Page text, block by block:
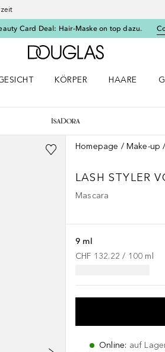
Card Deal: Hair-Maske on top dazu.
Zur Douglas
KÖRPER
HAARE
Homepage Make-up
LASH STYLER
Mascara
9 ml
CHF 132.22 / 100 ml
Online: auf